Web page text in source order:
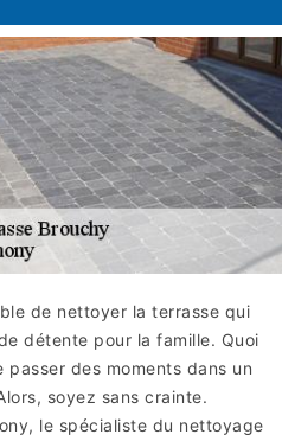
de nettoyer la terrasse qui
détente pour la famille. Quoi
passer des moments dans un
soyez sans crainte.
le spécialiste du nettoyage